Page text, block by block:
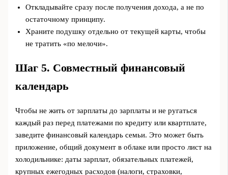
Откладывайте сразу после получения дохода, а не по
остаточному принципу.
Храните подушку отдельно от текущей карты, чтобы
не тратить «по мелочи».
Шаг 5. Совместный финансовый
календарь
Чтобы не жить от зарплаты до зарплаты и не ругаться
каждый раз перед платежами по кредиту или квартплате,
заведите финансовый календарь семьи. Это может быть
приложение, общий документ в облаке или просто лист на
холодильнике: даты зарплат, обязательных платежей,
крупных ежегодных расходов (налоги, страховки,